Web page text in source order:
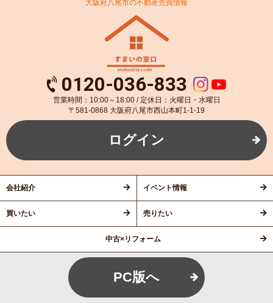
大阪府八尾市の不動産売買情報
0120-036-833
営業時間：10:00～18:00 / 定休日：火曜日・水曜日
〒581-0868 大阪府八尾市西山本町1-1-19
ログイン
会社紹介 イベント情報
買いたい 売りたい
中古×リフォーム
PC版へ